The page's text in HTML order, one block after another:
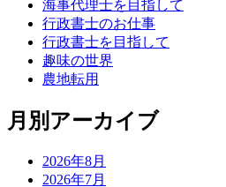
海事代理士を目指して
行政書士のお仕事
行政書士を目指して
趣味の世界
農地転用
月別アーカイブ
2026年8月
2026年7月